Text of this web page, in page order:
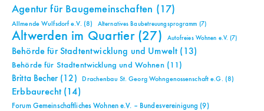
Agentur für Baugemeinschaften (17)
Allmende Wulfsdorf e.V. (8) Alternatives Baubetreuungsprogramm (7)
Altwerden im Quartier(27) Autofreies Wohnen e.V. (7)
Behörde für Stadtentwicklung und Umwelt (13)
Behörde für Stadtentwicklung und Wohnen(11)
Britta Becher(12) Drachenbau St. Georg Wohngenossenschaft e.G. (8)
Erbbaurecht(14)
Forum Gemeinschaftliches Wohnen e.V. – Bundesvereinigung (9)